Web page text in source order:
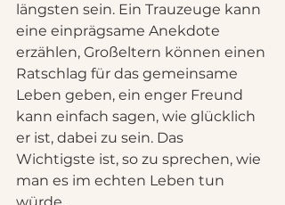
längsten sein. Ein Trauzeuge kann
eine einprägsame Anekdote
erzählen, Großeltern können einen
Ratschlag für das gemeinsame
Leben geben, ein enger Freund
kann einfach sagen, wie glücklich
er ist, dabei zu sein. Das
Wichtigste ist, so zu sprechen, wie
man es im echten Leben tun